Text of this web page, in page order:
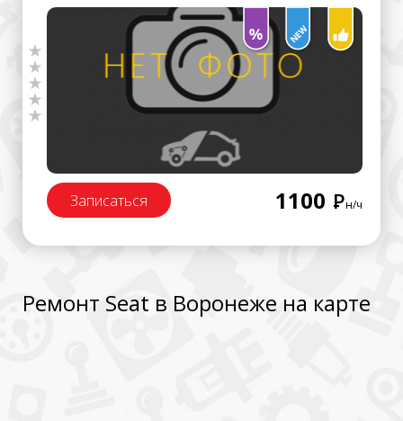
Записаться 1100 Рн/ч
Ремонт Seat в Воронеже на карте